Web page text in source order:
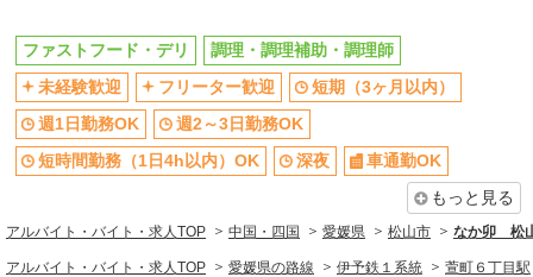
うごもり惣菜 垣生店
惣菜スタッフ
★一般時給1,100円スタート！！ 時給1,100
円〜1,230円 ※経験・能力による ★65歳以上の
方は、時給1,070円スタート 能力次第で随時昇給
あります！ ★日・祝は時給50円アップ！！
愛媛県松山市西垣生町830-1 ドラッグストア
mac 垣生店内 うごもり惣菜 垣生店
キープ 詳細を見る
ファストフード・デリ
調理・調理補助・調理師
未経験歓迎
フリーター歓迎
短期（3ヶ月以内）
週1日勤務OK
週2～3日勤務OK
短時間勤務（1日4h以内）OK
深夜
車通勤OK
もっと見る
アルバイト・バイト・求人TOP 中国・四国 愛媛県 松山市 なか卯 松
アルバイト・バイト・求人TOP 愛媛県の路線 伊予鉄１系統 萱町６丁目駅